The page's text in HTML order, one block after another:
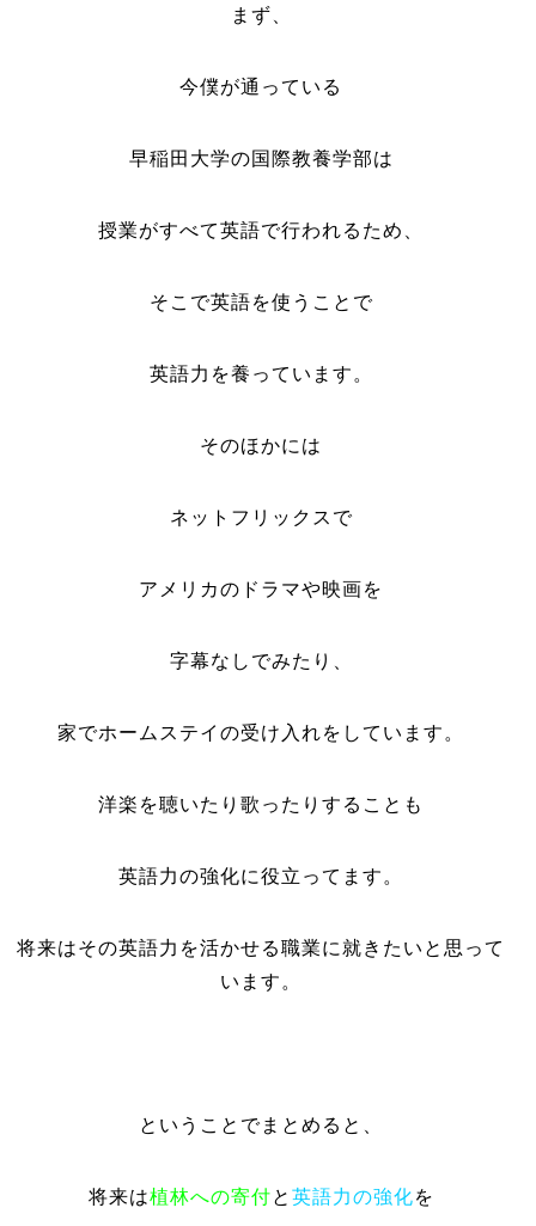
まず、
今僕が通っている
早稲田大学の国際教養学部は
授業がすべて英語で行われるため、
そこで英語を使うことで
英語力を養っています。
そのほかには
ネットフリックスで
アメリカのドラマや映画を
字幕なしでみたり、
家でホームステイの受け入れをしています。
洋楽を聴いたり歌ったりすることも
英語力の強化に役立ってます。
将来はその英語力を活かせる職業に就きたいと思って
います。
ということでまとめると、
将来は植林への寄付と 英語力の強化を